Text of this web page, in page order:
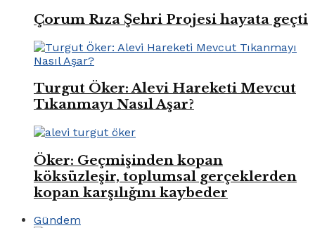
Çorum Rıza Şehri Projesi hayata geçti
Turgut Öker: Alevi Hareketi Mevcut
Tıkanmayı Nasıl Aşar?
Öker: Geçmişinden kopan
köksüzleşir, toplumsal gerçeklerden
kopan karşılığını kaybeder
Gündem